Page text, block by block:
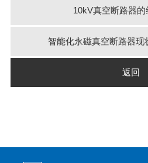
10kV真空断路器
智能化永磁真空断路器现
返回